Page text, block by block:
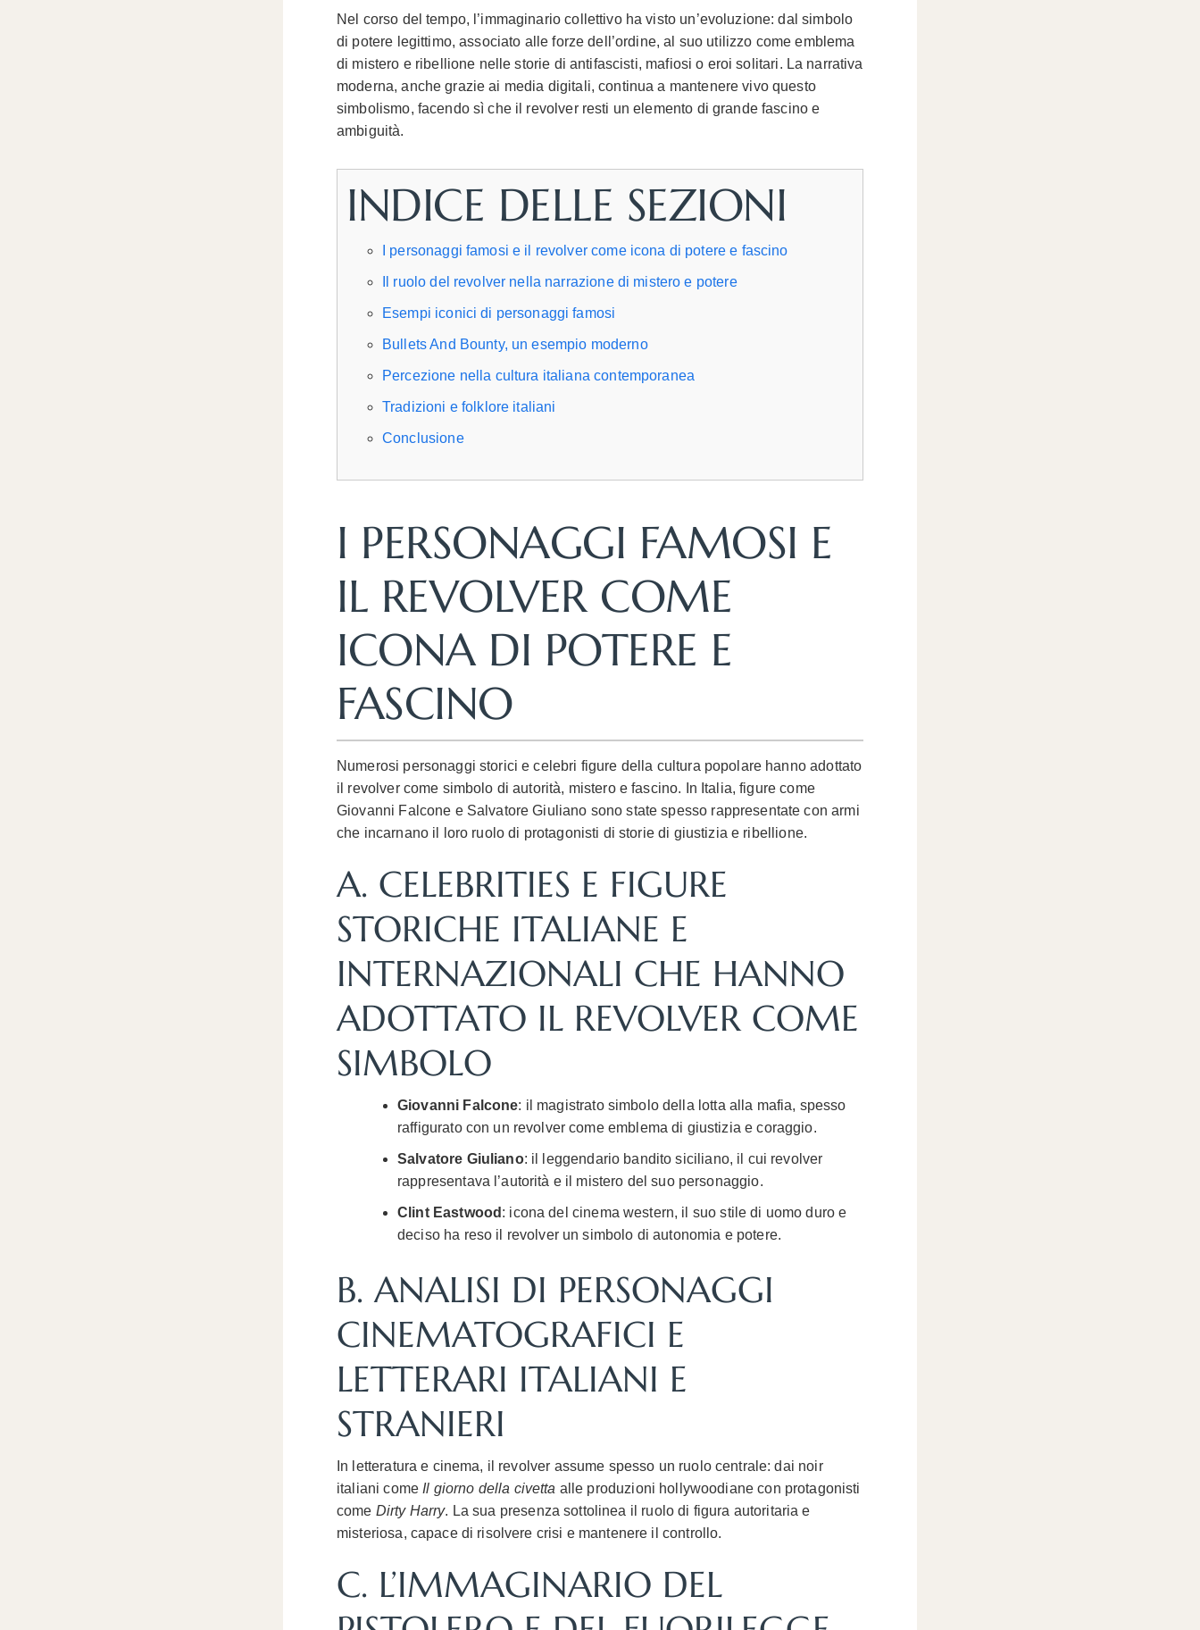
Nel corso del tempo, l’immaginario collettivo ha visto un’evoluzione: dal simbolo
di potere legittimo, associato alle forze dell’ordine, al suo utilizzo come emblema
di mistero e ribellione nelle storie di antifascisti, mafiosi o eroi solitari. La narrativa
moderna, anche grazie ai media digitali, continua a mantenere vivo questo
simbolismo, facendo sì che il revolver resti un elemento di grande fascino e
ambiguità.
INDICE DELLE SEZIONI
I personaggi famosi e il revolver come icona di potere e fascino
Il ruolo del revolver nella narrazione di mistero e potere
Esempi iconici di personaggi famosi
Bullets And Bounty, un esempio moderno
Percezione nella cultura italiana contemporanea
Tradizioni e folklore italiani
Conclusione
I PERSONAGGI FAMOSI E
IL REVOLVER COME
ICONA DI POTERE E
FASCINO
Numerosi personaggi storici e celebri figure della cultura popolare hanno adottato
il revolver come simbolo di autorità, mistero e fascino. In Italia, figure come
Giovanni Falcone e Salvatore Giuliano sono state spesso rappresentate con armi
che incarnano il loro ruolo di protagonisti di storie di giustizia e ribellione.
A. CELEBRITIES E FIGURE
STORICHE ITALIANE E
INTERNAZIONALI CHE HANNO
ADOTTATO IL REVOLVER COME
SIMBOLO
Giovanni Falcone: il magistrato simbolo della lotta alla mafia, spesso
raffigurato con un revolver come emblema di giustizia e coraggio.
Salvatore Giuliano: il leggendario bandito siciliano, il cui revolver
rappresentava l’autorità e il mistero del suo personaggio.
Clint Eastwood : icona del cinema western, il suo stile di uomo duro e
deciso ha reso il revolver un simbolo di autonomia e potere.
B. ANALISI DI PERSONAGGI
CINEMATOGRAFICI E
LETTERARI ITALIANI E
STRANIERI
In letteratura e cinema, il revolver assume spesso un ruolo centrale: dai noir
italiani come Il giorno della civetta alle produzioni hollywoodiane con protagonisti
come Dirty Harry. La sua presenza sottolinea il ruolo di figura autoritaria e
misteriosa, capace di risolvere crisi e mantenere il controllo.
C. L’IMMAGINARIO DEL